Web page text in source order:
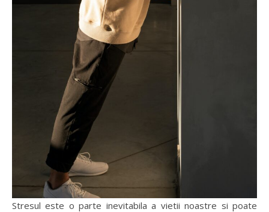
Stresul este o parte inevitabila a vietii noastre si poate